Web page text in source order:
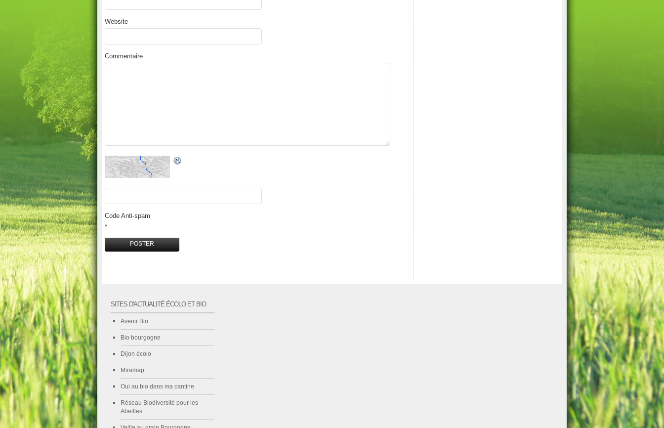
Website
Commentaire
Code Anti-spam
*
SITES D'ACTUALITÉ ÉCOLO ET BIO
Avenir Bio
Bio bourgogne
Dijon écolo
Miramap
Oui au bio dans ma cantine
Réseau Biodiversité pour les
Abeilles